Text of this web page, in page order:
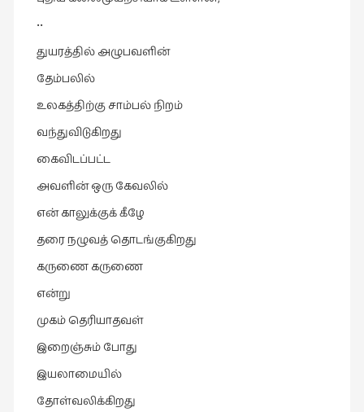
••
துயரத்தில் அழுபவளின்
தேம்பலில்
உலகத்திற்கு சாம்பல் நிறம்
வந்துவிடுகிறது
கைவிடப்பட்ட
அவளின் ஒரு கேவலில்
என் காலுக்குக் கீழே
தரை நழுவத் தொடங்குகிறது
கருணை கருணை
என்று
முகம் தெரியாதவள்
இறைஞ்சும் போது
இயலாமையில்
தோள்வலிக்கிறது